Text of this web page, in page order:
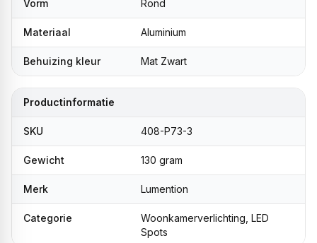
Vorm Rond
Materiaal Aluminium
Behuizing kleur Mat Zwart
Productinformatie
SKU 408-P73-3
Gewicht 130 gram
Merk Lumention
Categorie
Woonkamerverlichting, LED
Spots